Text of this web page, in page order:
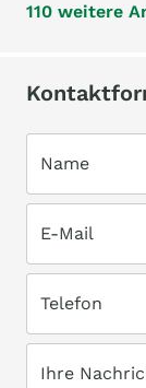
110 weitere
Name
E-Mail
Telefon
Ihre